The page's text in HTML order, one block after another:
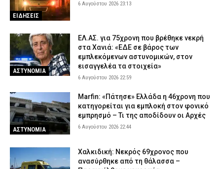
Meteo: Πότε αρχίζει η περίοδος των δασικών πυρκαγιών στην
Ελλάδα – Οι έξι πιο επικίνδυνες εβδομάδες του έτους
ΕΙΔΗΣΕΙΣ 6 Αυγούστου 2026 16:37
ΕΙΔΗΣΕΙΣ
6 Αυγούστου 2026 23:13
ΑΣΤΥΝΟΜΙΑ
ΕΛ.ΑΣ. για 75χρονη που βρέθηκε νεκρή
στα Χανιά: «ΕΔΕ σε βάρος των
εμπλεκόμενων αστυνομικών, στον
εισαγγελέα τα στοιχεία»
6 Αυγούστου 2026 22:59
ΑΣΤΥΝΟΜΙΑ
Marfin: «Πάτησε» Ελλάδα η 46χρονη που
κατηγορείται για εμπλοκή στον φονικό
εμπρησμό – Τι της αποδίδουν οι Αρχές
6 Αυγούστου 2026 22:44
Χαλκιδική: Νεκρός 69χρονος που
ανασύρθηκε από τη θάλασσα –